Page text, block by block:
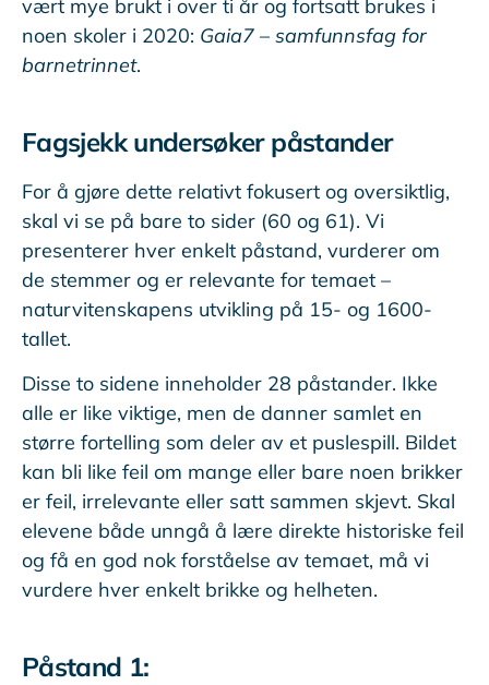
vært mye brukt i over ti år og fortsatt brukes i
noen skoler i 2020: Gaia7 – samfunnsfag for
barnetrinnet.
Fagsjekk undersøker påstander
For å gjøre dette relativt fokusert og oversiktlig,
skal vi se på bare to sider (60 og 61). Vi
presenterer hver enkelt påstand, vurderer om
de stemmer og er relevante for temaet –
naturvitenskapens utvikling på 15- og 1600-
tallet.
Disse to sidene inneholder 28 påstander. Ikke
alle er like viktige, men de danner samlet en
større fortelling som deler av et puslespill. Bildet
kan bli like feil om mange eller bare noen brikker
er feil, irrelevante eller satt sammen skjevt. Skal
elevene både unngå å lære direkte historiske feil
og få en god nok forståelse av temaet, må vi
vurdere hver enkelt brikke og helheten.
Påstand 1: